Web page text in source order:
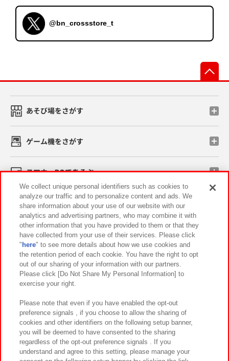
@bn_crossstore_t
あそび場をさがす
ゲーム機をさがす
スマホ・PCであそぶ
イベント・キャンペーン
関連会社 サステナビリティ サイトポリシー
プライバシーポリシー ウェブアクセシビリティ方針と検証結果
お取引先さまとともに
カスタマーハラスメント対応方針 よくあるご質問・お問い合わせ
We collect unique personal identifiers such as cookies to
analyze our traffic and to personalize content and ads. We
share information about your use of our website with our
analytics and advertising partners, who may combine it with
other information that you have provided to them or that they
have collected from your use of their services. Please click
" here" to see more details about how we use cookies and
the retention period of each cookie. You have the right to opt
out of our sharing of your information with our partners.
Please click [Do Not Share My Personal Information] to
exercise your right.
Please note that even if you have enabled the opt-out
preference signals , if you choose to allow the sharing of
cookies and other identifiers on the following setup banner,
you will be deemed to have consented to the sharing
regardless of the opt-out preference signals . If you
understand and agree to this setting, please manage your